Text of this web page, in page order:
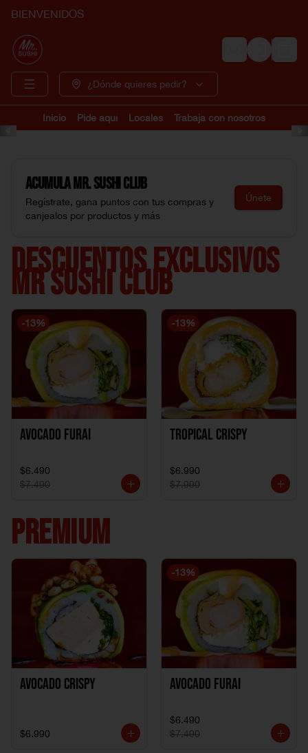
BIENVENIDOS
Login
¿Dónde quieres pedir?
Inicio Pide aquí Locales Trabaja con nosotros
AcumulaMr. Sushi Club
Regístrate, gana puntos con tus compras y
canjealos por productos y más
Únete
DESCUENTOS EXCLUSIVOS
MR SUSHI CLUB
-13%
Avocado Furai
$6.490
$7.490
-13%
Tropical crispy
$6.990
$7.990
PREMIUM
Avocado Crispy
$6.990
-13%
Avocado Furai
$6.490
$7.490